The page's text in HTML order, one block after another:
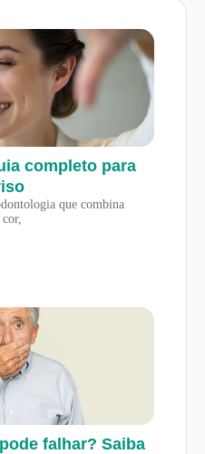
completo para
que combina
falhar? Saiba